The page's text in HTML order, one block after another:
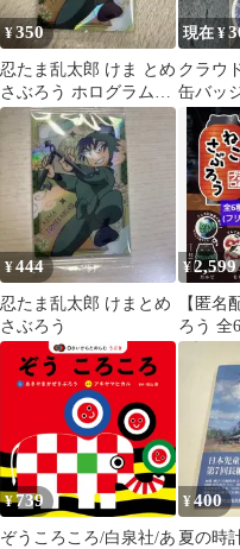
¥350
忍たま乱太郎 けま とめ
さぶろう ホログラムカ
ード
現在 ¥
クラウ
缶バッ
ジ・ク
ぶろう
¥444
忍たま乱太郎 けまとめ
さぶろう
¥2,599
【匿名
ろう 全
セット
¥739
ぞうころころ/白泉社/あ
¥400
夏の時